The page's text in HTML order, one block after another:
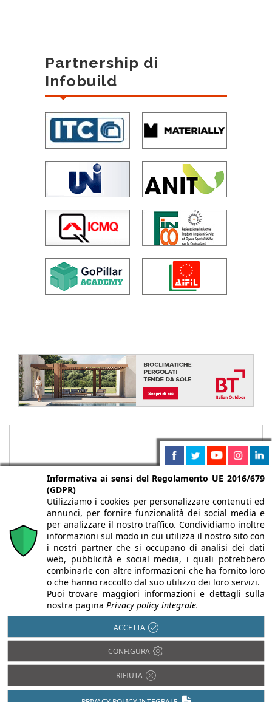
Partnership di
Infobuild
Chi siamo Autori Per la tua pubblicità
Iscriviti alla
newsletter
Infobuild è testata registrata presso il Tribunale di Milano al n° 63
dell’8/3/2013 - ISSN 2282-2267
© 2000-2026 Infoweb srl - P.IVA 13155920153 - Tutti i diritti
riservati |Privacy
Informativa ai sensi del Regolamento UE 2016/679
(GDPR)
Utilizziamo i cookies per personalizzare contenuti ed
annunci, per fornire funzionalità dei social media e
per analizzare il nostro traffico. Condividiamo inoltre
informazioni sul modo in cui utilizza il nostro sito con
i nostri partner che si occupano di analisi dei dati
web, pubblicità e social media, i quali potrebbero
combinarle con altre informazioni che ha fornito loro
o che hanno raccolto dal suo utilizzo dei loro servizi.
Puoi trovare maggiori informazioni e dettagli sulla
nostra pagina Privacy policy integrale.
ACCETTA
CONFIGURA
RIFIUTA